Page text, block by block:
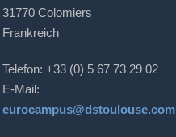
31770 Colomiers
Frankreich
Telefon: +33 (0) 5 67 73 29 02
E-Mail:
eurocampus@dstoulouse.com